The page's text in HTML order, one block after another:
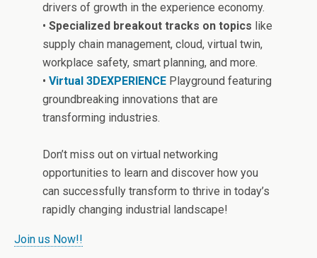
drivers of growth in the experience economy.
• Specialized breakout tracks on topics like
supply chain management, cloud, virtual twin,
workplace safety, smart planning, and more.
• Virtual 3DEXPERIENCE Playground featuring
groundbreaking innovations that are
transforming industries.
Don’t miss out on virtual networking
opportunities to learn and discover how you
can successfully transform to thrive in today’s
rapidly changing industrial landscape!
Join us Now!!